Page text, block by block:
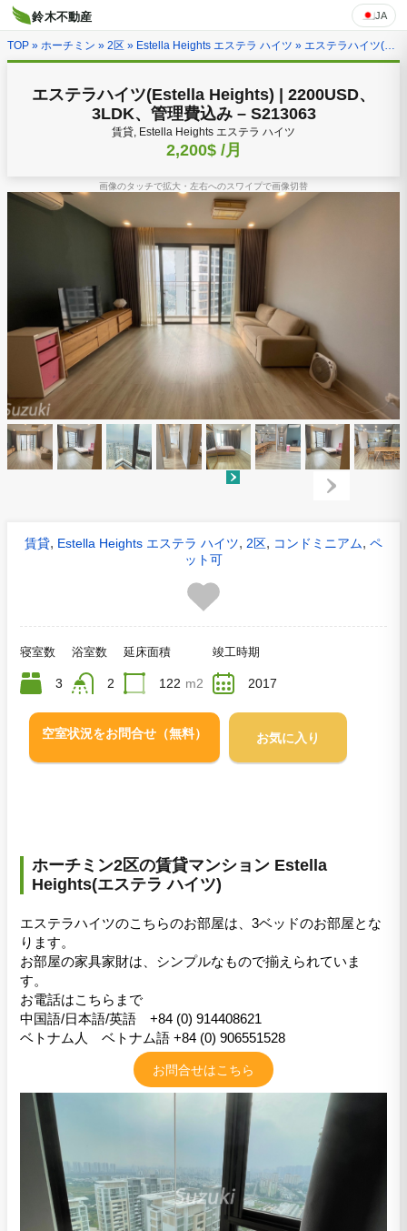
TOP » ホーチミン » 2区 » Estella Heights エステラ ハイツ » エステラハイツ(Estella Heights) | 2200USD、3LDK、管理費込み – S213063
エステラハイツ(Estella Heights) | 2200USD、
3LDK、管理費込み – S213063
賃貸, Estella Heights エステラ ハイツ
2,200$ /月
画像のタッチで拡大・左右へのスワイプで画像切替
賃貸, Estella Heights エステラ ハイツ, 2区, コンドミニアム, ペ
ット可
寝室数
3
浴室数
2
延床面積
122 m2
竣工時期
2017
空室状況をお問合せ（無料） お気に入り
ホーチミン2区の賃貸マンション Estella
Heights(エステラ ハイツ)
エステラハイツのこちらのお部屋は、3ベッドのお部屋とな
ります。
お部屋の家具家財は、シンプルなもので揃えられていま
す。
お電話はこちらまで
中国語/日本語/英語 +84 (0) 914408621
ベトナム人 ベトナム語 +84 (0) 906551528
お問合せはこちら
鈴木不動産 JA